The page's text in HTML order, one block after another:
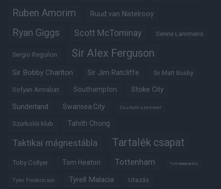
Ruben Amorim Ruud van Nistelrooy
Ryan Giggs Scott McTominay Senne Lammens
Sergio Reguilon Sir Alex Ferguson
Sir Bobby Charlton Sir Jim Ratcliffe Sir Matt Busby
Sofyan Amrabat Southampton Stoke City
Sunderland Swansea City Szurkoló szemmel
Szurkolói klub Tahith Chong
Taktikai mágnestábla Tartalék csapat
Toby Collyer Tom Heaton Tottenham Trófeabibliográfia
Tyler Fredericson Tyrell Malacia Utazás